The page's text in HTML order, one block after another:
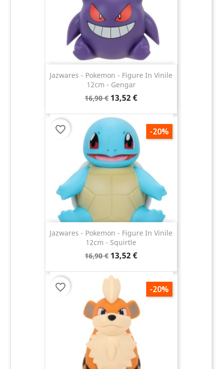
Jazwares - Pokemon - Figure In Vinile
12cm - Gengar
16,90 € 13,52 €
Jazwares - Pokemon - Figure In Vinile
12cm - Squirtle
16,90 € 13,52 €
-20%
favorite_border
-20%
favorite_border